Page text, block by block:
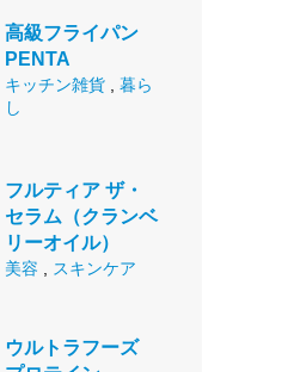
高級フライパン
PENTA
キッチン雑貨
暮ら
し
フルティア ザ・
セラム（クランベ
リーオイル）
美容 スキンケア
ウルトラフーズ